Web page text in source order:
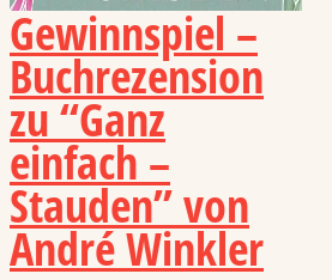
Gewinnspiel –
Buchrezension
zu “Ganz
einfach –
Stauden” von
André Winkler